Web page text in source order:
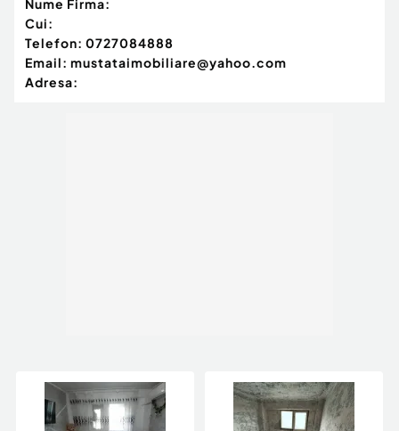
Nume Firma:
Cui:
Telefon: 0727084888
Email: mustataimobiliare@yahoo.com
Adresa: